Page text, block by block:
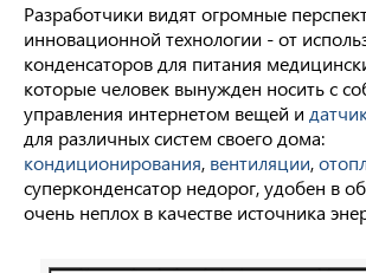
Разработчики видят огромные
инновационной технологии - от
конденсаторов для питания
которые человек вынужден носить с
управления интернетом вещей и
для различных систем своего дома:
кондиционирования, вентиляции,
суперконденсатор недорог, удобен в
очень неплох в качестве источника